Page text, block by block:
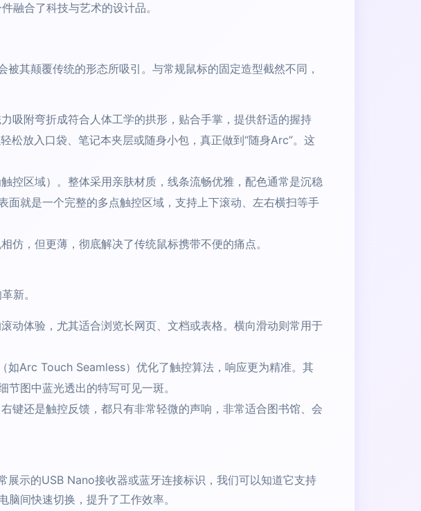
融合了科技与艺术的设计品。
其颠覆传统的形态所吸引。与常规鼠标的固定造型截然不同，
吸附弯折成符合人体工学的拱形，贴合手掌，提供舒适的握持
松放入口袋、笔记本夹层或随身小包，真正做到“随身Arc”。这
控区域）。整体采用亲肤材质，线条流畅优雅，配色通常是沉稳
就是一个完整的多点触控区域，支持上下滚动、左右横扫等手
仿，但更薄，彻底解决了传统鼠标携带不便的痛点。
新。
动体验，尤其适合浏览长网页、文档或表格。横向滑动则常用于
Arc Touch Seamless）优化了触控算法，响应更为精准。其
图中蓝光透出的特写可见一斑。
键还是触控反馈，都只有非常轻微的声响，非常适合图书馆、会
示的USB Nano接收器或蓝牙连接标识，我们可以知道它支持
间快速切换，提升了工作效率。